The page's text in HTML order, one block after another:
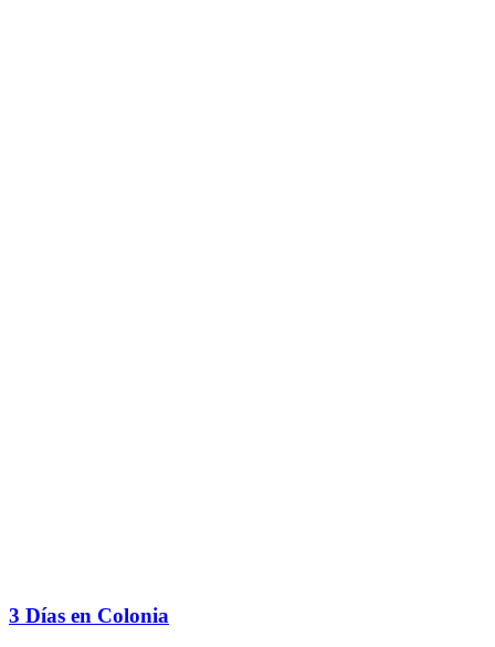
3 Días en Colonia